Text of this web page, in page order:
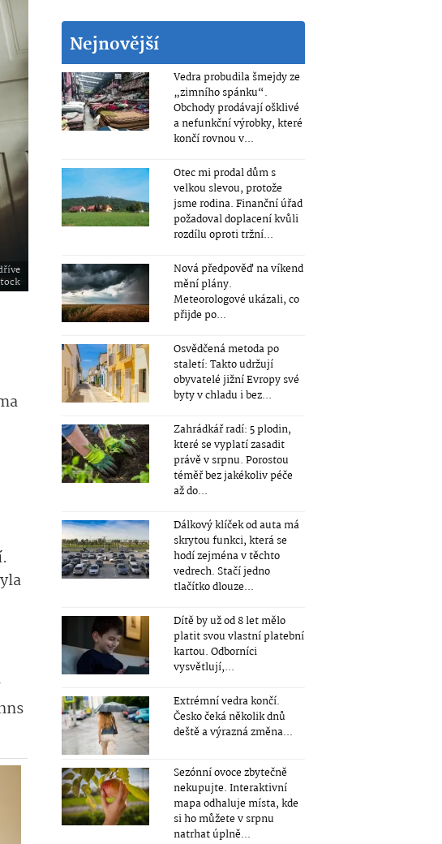
Nejnovější
Vedra probudila šmejdy ze
„zimního spánku“.
Obchody prodávají ošklivé
a nefunkční výrobky, které
končí rovnou v...
Otec mi prodal dům s
velkou slevou, protože
jsme rodina. Finanční úřad
požadoval doplacení kvůli
rozdílu oproti tržní...
Nová předpověď na víkend
mění plány.
Meteorologové ukázali, co
přijde po...
Osvědčená metoda po
staletí: Takto udržují
obyvatelé jižní Evropy své
byty v chladu i bez...
Zahrádkář radí: 5 plodin,
které se vyplatí zasadit
právě v srpnu. Porostou
téměř bez jakékoliv péče
až do...
Dálkový klíček od auta má
skrytou funkci, která se
hodí zejména v těchto
vedrech. Stačí jedno
tlačítko dlouze...
Dítě by už od 8 let mělo
platit svou vlastní platební
kartou. Odborníci
vysvětlují,...
Extrémní vedra končí.
Česko čeká několik dnů
deště a výrazná změna...
Sezónní ovoce zbytečně
nekupujte. Interaktivní
mapa odhaluje místa, kde
si ho můžete v srpnu
natrhat úplně...